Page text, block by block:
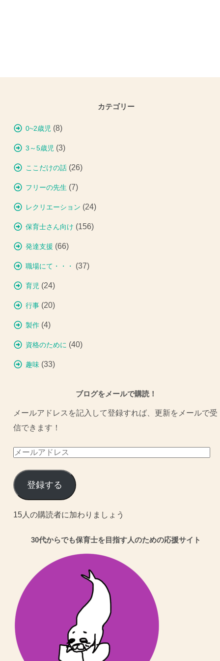
カテゴリー
0~2歳児 (8)
3～5歳児 (3)
ここだけの話 (26)
フリーの先生 (7)
レクリエーション (24)
保育士さん向け (156)
発達支援 (66)
職場にて・・・ (37)
育児 (24)
行事 (20)
製作 (4)
資格のために (40)
趣味 (33)
ブログをメールで購読！
メールアドレスを記入して登録すれば、更新をメールで受
信できます！
メ
ル
ア
ド
登録する
15人の購読者に加わりましょう
30代からでも保育士を目指す人のための応援サイト